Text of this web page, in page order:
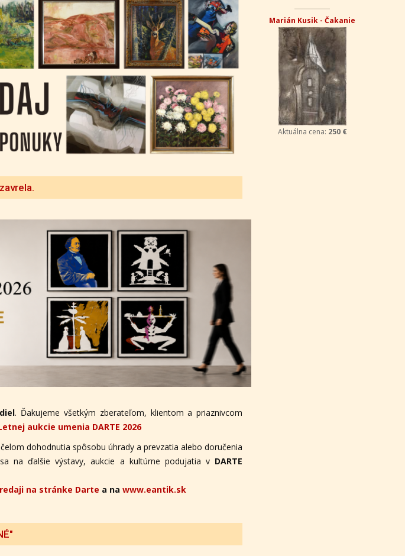
. Ďakujeme všetkým zberateľom, klientom a priaznivcom
aukcie umenia DARTE 2026
dohodnutia spôsobu úhrady a prevzatia alebo doručenia
na ďalšie výstavy, aukcie a kultúrne podujatia v DARTE
na stránke Darte a na www.eantik.sk
Marián Kusik - Čakanie
Aktuálna cena: 250 €